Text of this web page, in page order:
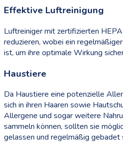
Effektive Luftreinigung
Luftreiniger mit zertifizierten
reduzieren, wobei ein
ist, um ihre optimale Wirkung
Haustiere
Da Haustiere eine potenzielle
sich in ihren Haaren sowie
Allergene und sogar weitere
sammeln können, sollten sie
gelassen und regelmäßig